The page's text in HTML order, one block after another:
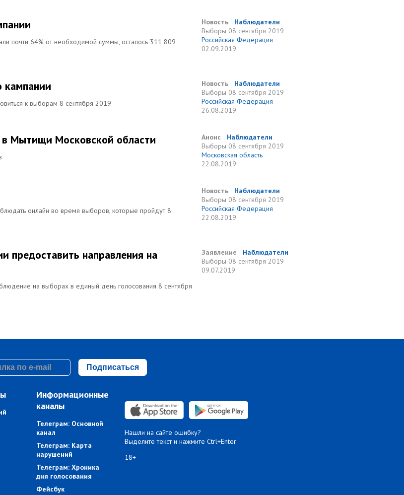
почти 64% от необходимой суммы, осталось 311 809
Новость
Наблюдатели
Выборы 08 сентября 2019
Российская Федерация
02.09.2019
кампании
к выборам 8 сентября 2019
Новость
Наблюдатели
Выборы 08 сентября 2019
Российская Федерация
26.08.2019
в Мытищи Московской области Анонс
Наблюдатели
Выборы 08 сентября 2019
Московская область
22.08.2019
онлайн во время выборов, которые пройдут 8
Новость
Наблюдатели
Выборы 08 сентября 2019
Российская Федерация
22.08.2019
предоставить направления на
на выборах в единый день голосования 8 сентября
Заявление
Наблюдатели
Выборы 08 сентября 2019
09.07.2019
Подписаться
Информационные
каналы
Телеграм: Основной
канал
Телеграм: Карта
нарушений
Телеграм: Хроника
дня голосования
Фейсбук
Нашли на сайте ошибку?
Выделите текст и нажмите Ctrl+Enter
18+